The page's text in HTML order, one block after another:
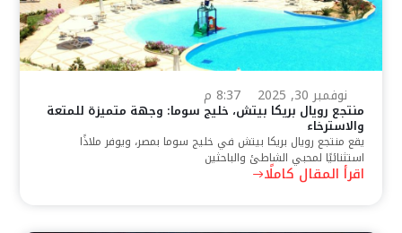
نوفمبر 30, 2025 8:37 م
منتجع رويال بريكا بيتش، خليج سوما: وجهة متميزة للمتعة
والاسترخاء
يقع منتجع رويال بريكا بيتش في خليج سوما بمصر، ويوفر ملاذًا
استثنائيًا لمحبي الشاطئ والباحثين
اقرأ المقال كاملًا